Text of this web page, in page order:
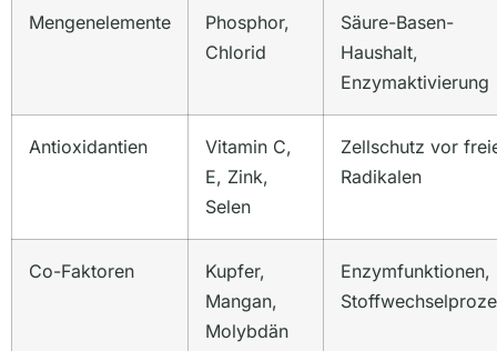
Mengenelemente
Phosphor,
Chlorid
Säure-Basen-
Haushalt,
Enzymaktivierung
Antioxidantien
Vitamin C,
E, Zink,
Selen
Zellschutz vor
Radikalen
Co-Faktoren
Kupfer,
Mangan,
Molybdän
Enzymfunktionen,